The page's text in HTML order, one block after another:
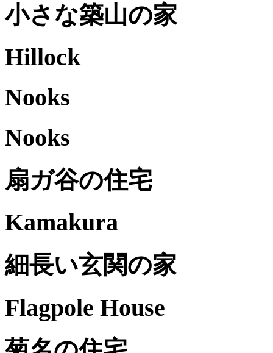
小さな築山の家
Hillock
Nooks
Nooks
扇ガ谷の住宅
Kamakura
細長い玄関の家
Flagpole House